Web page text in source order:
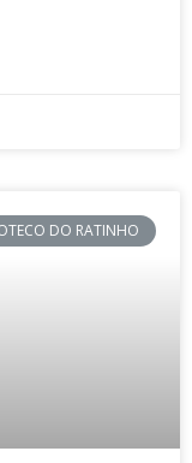
DO RATINHO